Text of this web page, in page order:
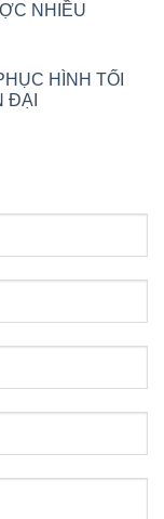
NHIỀU
HÌNH TỐI
ĐẠI